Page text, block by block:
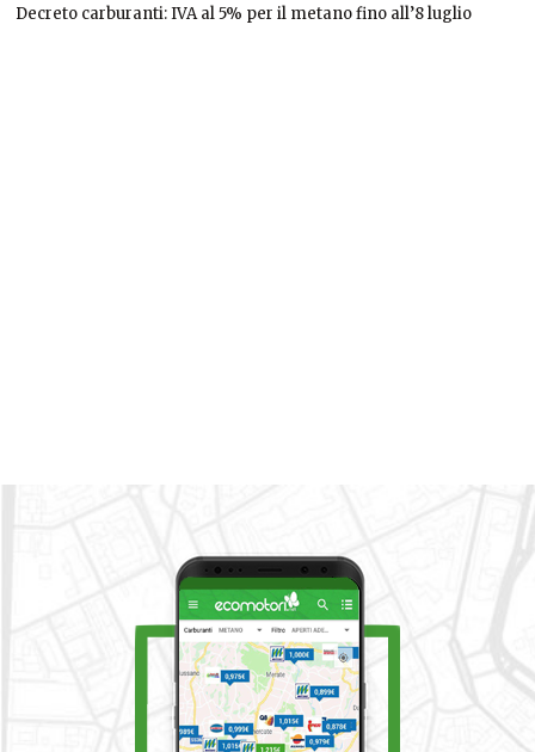
Decreto carburanti: IVA al 5% per il metano fino all’8 luglio